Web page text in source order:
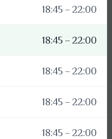
18:45 – 22:00
18:45 – 22:00
18:45 – 22:00
18:45 – 22:00
18:45 – 22:00